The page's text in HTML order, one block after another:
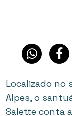
Localizado no
Alpes, o
Salette conta